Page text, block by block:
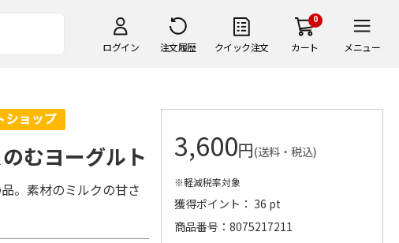
ログイン 注文履歴 クイック注文
0
カート メニュー
むヨーグルト
。素材のミルクの甘さ
3,600円(送料・税込)
※軽減税率対象
獲得ポイント： 36 pt
商品番号
8075217211